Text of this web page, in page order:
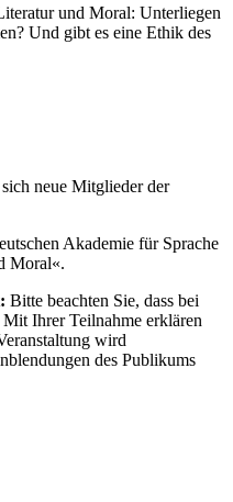
und Moral: Unterliegen
Und gibt es eine Ethik des
neue Mitglieder der
Akademie für Sprache
Moral«.
Bitte beachten Sie, dass bei
Ihrer Teilnahme erklären
wird
des Publikums